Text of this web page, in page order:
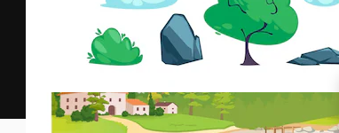
Copyright © 2010- 2026 Freepik Company S.L.U.